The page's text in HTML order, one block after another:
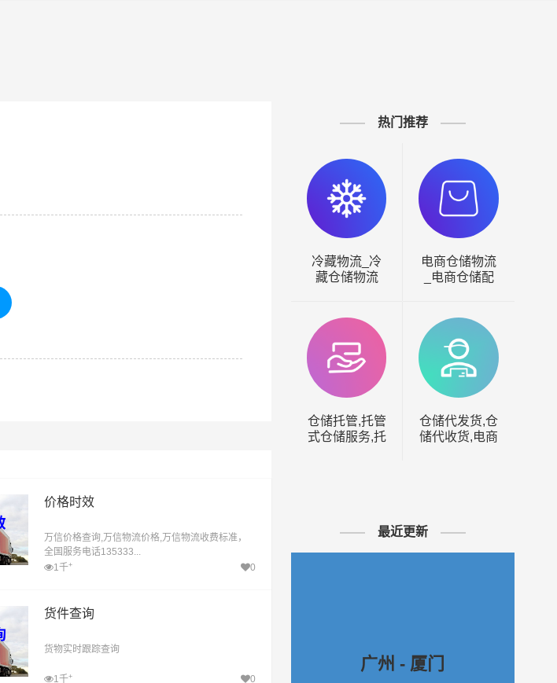
价格时效
万信价格查询,万信物流价格,万信物流收费标准，
全国服务电话135333...
1千+ 0
货件查询
货物实时跟踪查询
1千+ 0
热门推荐
冷藏物流_冷
藏仓储物流
电商仓储物流
_电商仓储配
仓储托管,托管
式仓储服务,托
仓储代发货,仓
储代收货,电商
最近更新
广州 - 厦门